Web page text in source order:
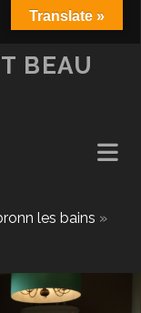
BEAU
les bains »
Translate »